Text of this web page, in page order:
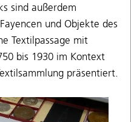
sind außerdem
und Objekte des
Textilpassage mit
bis 1930 im Kontext
präsentiert.